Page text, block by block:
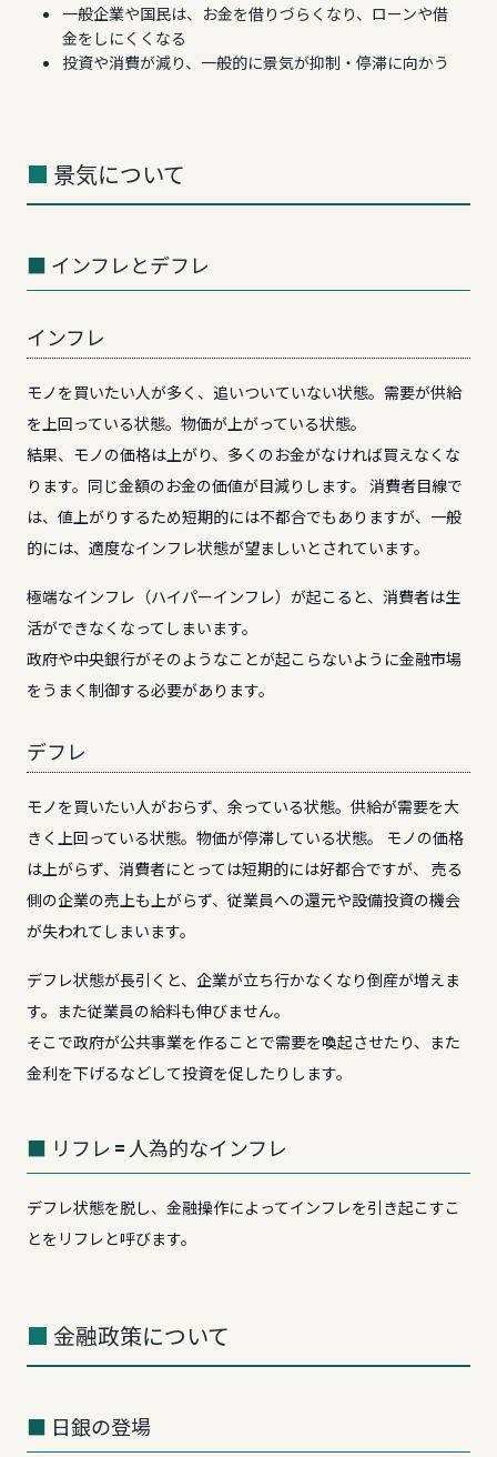
一般企業や国民は、お金を借りづらくなり、ローンや借
金をしにくくなる
投資や消費が減り、一般的に景気が抑制・停滞に向かう
景気について
インフレとデフレ
インフレ
モノを買いたい人が多く、追いついていない状態。需要が供給
を上回っている状態。物価が上がっている状態。
結果、モノの価格は上がり、多くのお金がなければ買えなくな
ります。同じ金額のお金の価値が目減りします。 消費者目線で
は、値上がりするため短期的には不都合でもありますが、一般
的には、適度なインフレ状態が望ましいとされています。
極端なインフレ（ハイパーインフレ）が起こると、消費者は生
活ができなくなってしまいます。
政府や中央銀行がそのようなことが起こらないように金融市場
をうまく制御する必要があります。
デフレ
モノを買いたい人がおらず、余っている状態。供給が需要を大
きく上回っている状態。物価が停滞している状態。 モノの価格
は上がらず、消費者にとっては短期的には好都合ですが、 売る
側の企業の売上も上がらず、従業員への還元や設備投資の機会
が失われてしまいます。
デフレ状態が長引くと、企業が立ち行かなくなり倒産が増えま
す。また従業員の給料も伸びません。
そこで政府が公共事業を作ることで需要を喚起させたり、また
金利を下げるなどして投資を促したりします。
リフレ = 人為的なインフレ
デフレ状態を脱し、金融操作によってインフレを引き起こすこ
とをリフレと呼びます。
金融政策について
日銀の登場